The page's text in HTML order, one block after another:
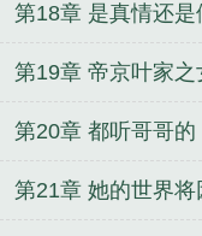
第18章 是真情还是
第19章 帝京叶家之
第20章 都听哥哥的
第21章 她的世界